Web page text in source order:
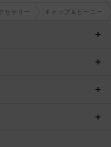
セサリー キャップ＆ビーニー